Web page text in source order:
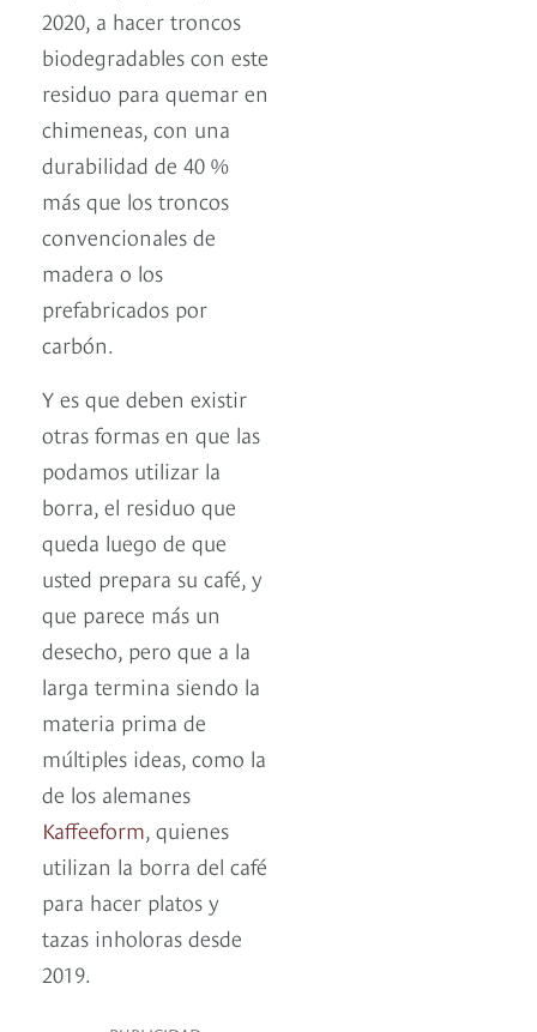
2020, a hacer troncos
biodegradables con este
residuo para quemar en
chimeneas, con una
durabilidad de 40 %
más que los troncos
convencionales de
madera o los
prefabricados por
carbón.
Y es que deben existir
otras formas en que las
podamos utilizar la
borra, el residuo que
queda luego de que
usted prepara su café, y
que parece más un
desecho, pero que a la
larga termina siendo la
materia prima de
múltiples ideas, como la
de los alemanes
Kaffeeform, quienes
utilizan la borra del café
para hacer platos y
tazas inholoras desde
2019.